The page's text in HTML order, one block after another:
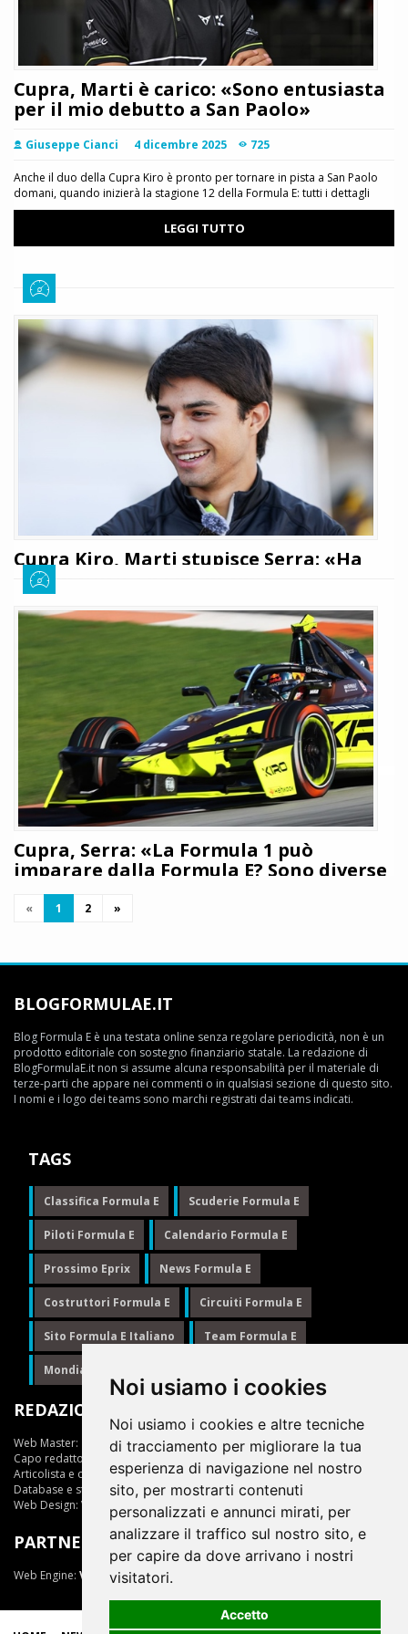
Noi usiamo i cookies
Noi usiamo i cookies e altre tecniche
di tracciamento per migliorare la tua
esperienza di navigazione nel nostro
sito, per mostrarti contenuti
personalizzati e annunci mirati, per
analizzare il traffico sul nostro sito, e
per capire da dove arrivano i nostri
visitatori.
Accetto
Cupra, Marti è carico: «Sono entusiasta
per il mio debutto a San Paolo»
Giuseppe Cianci 4 dicembre 2025 725
Anche il duo della Cupra Kiro è pronto per tornare in pista a San Paolo
domani, quando inizierà la stagione 12 della Formula E: tutti i dettagli
LEGGI TUTTO
Cupra Kiro, Marti stupisce Serra: «Ha
una maturità da veterano»
Giuseppe Cianci 12 novembre 2025 531
Nel 2026 sarà il rookie Pepe Martì ad affiancare Dan Ticktum in Cupra e,
già dai test pre stagionali, Xavi Serra, responsabile del reparto racing
della scuderia, si è detto positivamente sorpreso dal giovane spagnolo:
le sue parole
LEGGI TUTTO
Cupra, Serra: «La Formula 1 può
imparare dalla Formula E? Sono diverse
tra loro ma...»
Giuseppe Cianci
prossimi anni dentro e fuori la pista: i dettagli
LEGGI TUTTO
« 1 2 »
BLOGFORMULAE.IT
Blog Formula E è una testata online senza regolare periodicità, non è un
prodotto editoriale con sostegno finanziario statale. La redazione di
BlogFormulaE.it non si assume alcuna responsabilità per il materiale di
terze-parti che appare nei commenti o in qualsiasi sezione di questo sito.
I nomi e i logo dei teams sono marchi registrati dai teams indicati.
TAGS
Classifica Formula E Scuderie Formula E
Piloti Formula E Calendario Formula E
Prossimo Eprix News Formula E
Costruttori Formula E Circuiti Formula E
Sito Formula E Italiano Team Formula E
Mondiale Formula E
REDAZIONE
Web Master:
Ing.Daniele Muscarella
Capo redattore:
Articolista e opinionista:Giuseppe Cianci
Database e statistiche:Marcella Toschi
Web Design: Vittorio Arena
PARTNER
Web Engine: ViDa 3.0